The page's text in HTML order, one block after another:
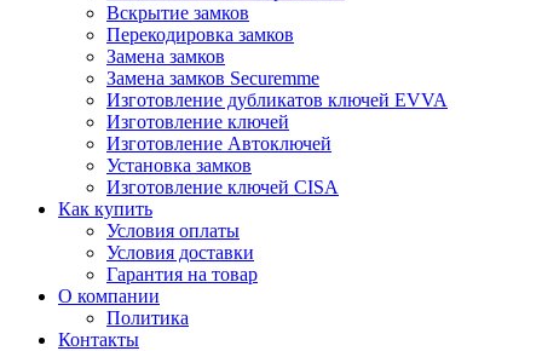
Вскрытие замков
Перекодировка замков
Замена замков
Замена замков Securemme
Изготовление дубликатов ключей EVVA
Изготовление ключей
Изготовление Автоключей
Установка замков
Изготовление ключей CISA
Как купить
Условия оплаты
Условия доставки
Гарантия на товар
О компании
Политика
Контакты